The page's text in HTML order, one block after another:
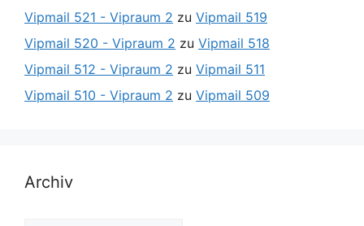
Vipmail 521 - Vipraum 2 zu Vipmail 519
Vipmail 520 - Vipraum 2 zu Vipmail 518
Vipmail 512 - Vipraum 2 zu Vipmail 511
Vipmail 510 - Vipraum 2 zu Vipmail 509
Archiv